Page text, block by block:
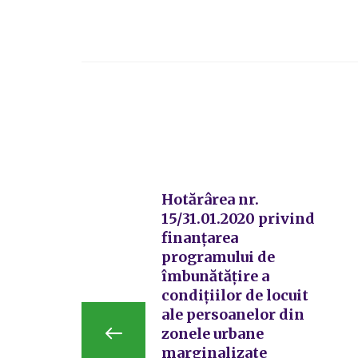
Hotărârea nr.
15/31.01.2020 privind
finanțarea
programului de
îmbunătățire a
condițiilor de locuit
ale persoanelor din
zonele urbane
marginalizate